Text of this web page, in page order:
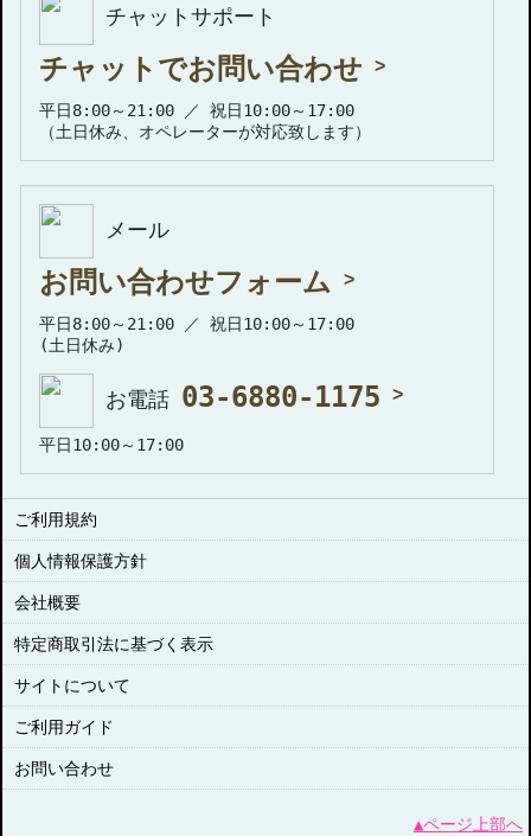
チャットサポート
チャットでお問い合わせ
平日8:00～21:00 ／ 祝日10:00～17:00
（土日休み、オペレーターが対応致します）
メール
お問い合わせフォーム
平日8:00～21:00 ／ 祝日10:00～17:00
(土日休み)
お電話 03-6880-1175
平日10:00～17:00
ご利用規約
個人情報保護方針
会社概要
特定商取引法に基づく表示
サイトについて
ご利用ガイド
お問い合わせ
▲ページ上部へ